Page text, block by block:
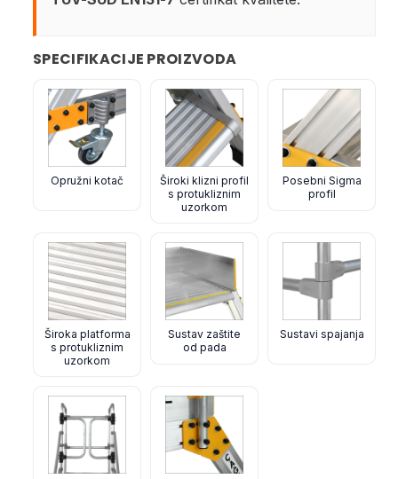
SPECIFIKACIJE PROIZVODA
Opružni kotač
Široki klizni profil
s protukliznim
uzorkom
Posebni Sigma
profil
Široka platforma
s protukliznim
uzorkom
Sustav zaštite
od pada
Sustavi spajanja